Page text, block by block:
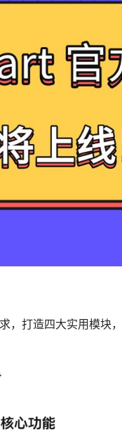
，打造四大实用模块